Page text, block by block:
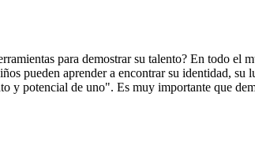
para demostrar su talento? En todo
pueden aprender a encontrar su identidad,
potencial de uno". Es muy importante que